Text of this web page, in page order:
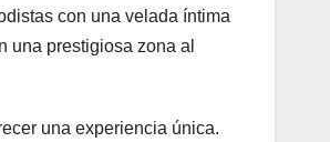
con una velada íntima
una prestigiosa zona al
una experiencia única.